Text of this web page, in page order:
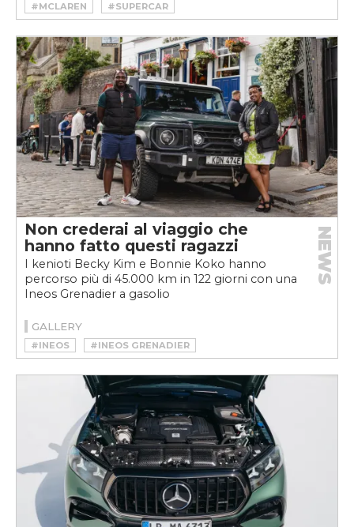
#MCLAREN #SUPERCAR
Non crederai al viaggio che
hanno fatto questi ragazzi
I kenioti Becky Kim e Bonnie Koko hanno
percorso più di 45.000 km in 122 giorni con una
Ineos Grenadier a gasolio
NEWS
GALLERY
#INEOS #INEOS GRENADIER